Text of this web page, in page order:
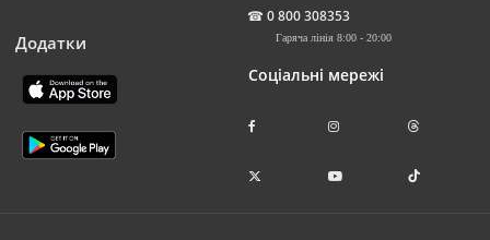
Додатки
☎ 0 800 308353
Гаряча лінія 8:00 - 20:00
Соціальні мережі